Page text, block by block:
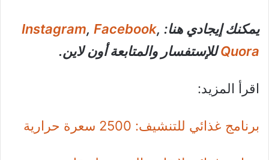
يمكنك إيجادي هنا: Instagram, Facebook,
Quoraللإستفسار والمتابعة أون لاين.
اقرأ المزيد:
برنامج غذائي للتنشيف: 2500 سعرة حرارية